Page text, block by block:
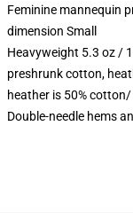
Feminine mannequin
dimension Small
Heavyweight 5.3 oz /
preshrunk cotton,
heather is 50%
Double-needle hems